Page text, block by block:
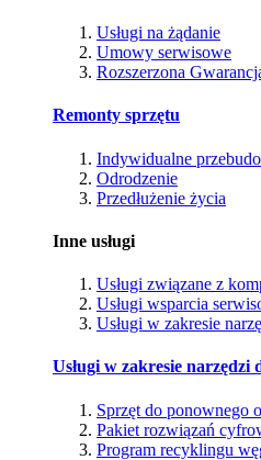
Usługi na żądanie
Umowy serwisowe
Rozszerzona
Remonty sprzętu
Indywidualne
Odrodzenie
Przedłużenie życia
Inne usługi
Usługi związane z
Usługi wsparcia
Usługi w zakresie
Usługi w zakresie narzędzi
Sprzęt do ponownego
Pakiet rozwiązań
Program recyklingu